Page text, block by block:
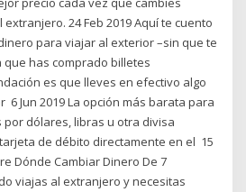
24 Feb 2019 Aquí te cuento
para viajar al exterior –sin que te
que has comprado billetes
es que lleves en efectivo algo
6 Jun 2019 La opción más barata para
dólares, libras u otra divisa
de débito directamente en el 15
Dónde Cambiar Dinero De 7
viajas al extranjero y necesitas